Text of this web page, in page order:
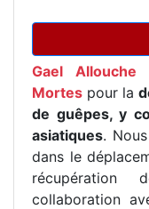
Gael Allouche
Mortes pour la
de guêpes, y
asiatiques.
dans le
récupération
collaboration